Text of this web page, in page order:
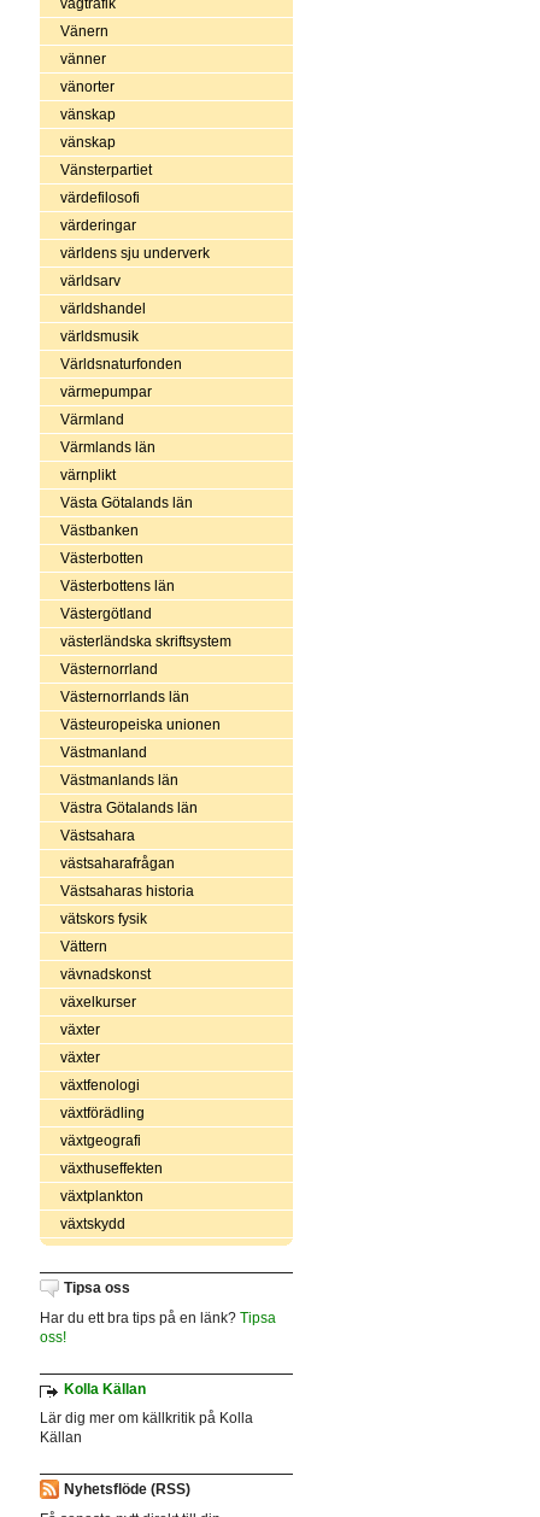
vägtrafik
Vänern
vänner
vänorter
vänskap
vänskap
Vänsterpartiet
värdefilosofi
värderingar
världens sju underverk
världsarv
världshandel
världsmusik
Världsnaturfonden
värmepumpar
Värmland
Värmlands län
värnplikt
Västa Götalands län
Västbanken
Västerbotten
Västerbottens län
Västergötland
västerländska skriftsystem
Västernorrland
Västernorrlands län
Västeuropeiska unionen
Västmanland
Västmanlands län
Västra Götalands län
Västsahara
västsaharafrågan
Västsaharas historia
vätskors fysik
Vättern
vävnadskonst
växelkurser
växter
växter
växtfenologi
växtförädling
växtgeografi
växthuseffekten
växtplankton
växtskydd
Tipsa oss
Har du ett bra tips på en länk? Tipsa
oss!
Kolla Källan
Lär dig mer om källkritik på Kolla
Källan
Nyhetsflöde (RSS)